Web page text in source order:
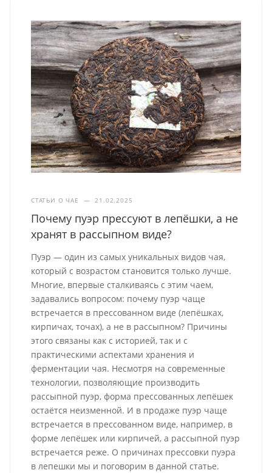
СТАТЬИ О ЧАЕ — 21.02.2025
Почему пуэр прессуют в лепёшки, а не
хранят в рассыпном виде?
Пуэр — один из самых уникальных видов чая,
который с возрастом становится только лучше.
Многие, впервые сталкиваясь с этим чаем,
задавались вопросом: почему пуэр чаще
встречается в прессованном виде (лепёшках,
кирпичах, точах), а не в рассыпном? Причины
этого связаны как с историей, так и с
практическими аспектами хранения и
ферментации чая. Несмотря на современные
технологии, позволяющие производить
рассыпной пуэр, форма прессованных лепёшек
остаётся неизменной. И в продаже пуэр чаще
встречается в прессованном виде, например, в
форме лепёшек или кирпичей, а рассыпной пуэр
встречается реже. О причинах прессовки пуэра
в лепешки мы и поговорим в данной статье.